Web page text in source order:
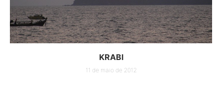
KRABI
11 de maio de 2012